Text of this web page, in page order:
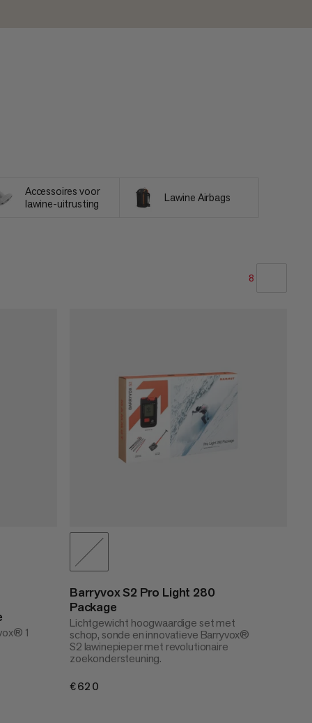
Accessoires voor
lawine-uitrusting
Lawine Airbags
8
WAT IS ER NIEUW
BEOORDELING
1
Barryvox S2 Pro Light 280
Package
Lichtgewicht hoogwaardige set met
schop, sonde en innovatieve Barryvox®
S2 lawinepieper met revolutionaire
zoekondersteuning.
€620